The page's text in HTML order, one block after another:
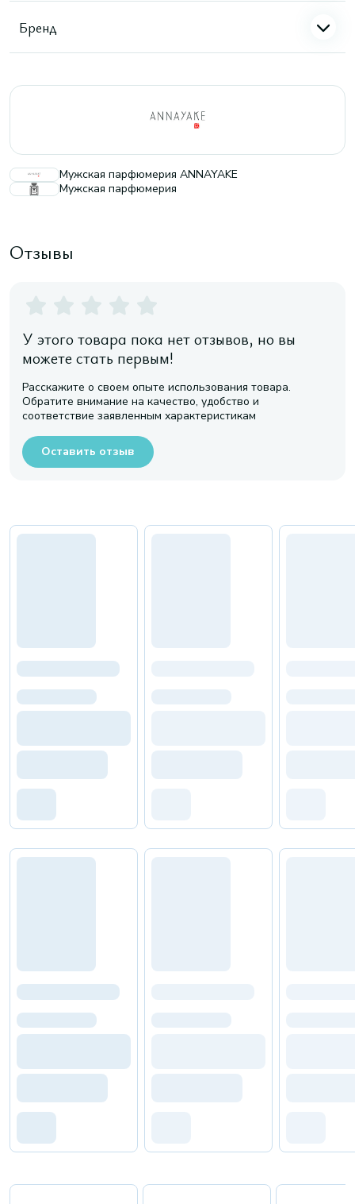
Бренд
Мужская парфюмерия ANNAYAKE
Мужская парфюмерия
Отзывы
У этого товара пока нет отзывов, но вы
можете стать первым!
Расскажите о своем опыте использования товара.
Обратите внимание на качество, удобство и
соответствие заявленным характеристикам
Оставить отзыв